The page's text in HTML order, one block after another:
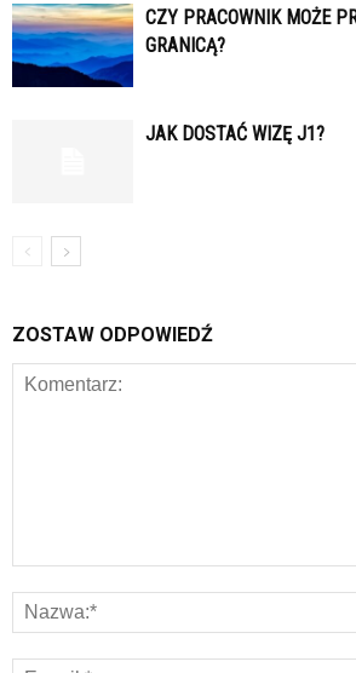
CZY PRACOWNIK MOŻE
GRANICĄ?
JAK DOSTAĆ WIZĘ J1?
ZOSTAW ODPOWIEDŹ